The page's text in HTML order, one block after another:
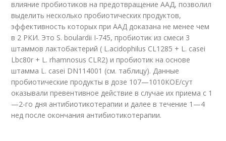
влияние пробиотиков на предотвращение ААД, позволил
выделить несколько пробиотических продуктов,
эффективность которых при ААД доказана не менее чем
в 2 РКИ. Это S. boulardii I-745, пробиотик из смеси 3
штаммов лактобактерий ( L.acidophilus CL1285 + L. casei
Lbc80r + L. rhamnosus CLR2) и пробиотик на основе
штамма L. casei DN114001 (см. таблицу). Данные
пробиотические продукты в дозе 107—1010КОЕ/сут
оказывали превентивное действие в случае их приема с 1
—2-го дня антибиотикотерапии и далее в течение 1—4
нед после окончания антибиотикотерапии.